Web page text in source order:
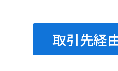
取引先経